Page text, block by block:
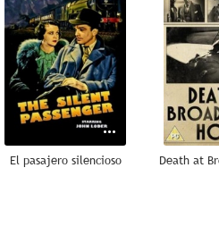
El pasajero silencioso